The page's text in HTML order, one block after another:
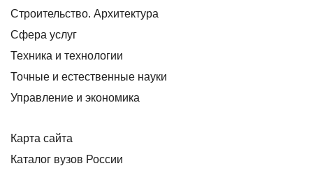
Строительство. Архитектура
Сфера услуг
Техника и технологии
Точные и естественные науки
Управление и экономика
Карта сайта
Каталог вузов России